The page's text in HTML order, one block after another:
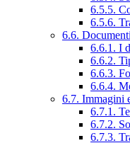
6.5.5.
6.5.6.
6.6. Documenti
6.6.1. I
6.6.2.
6.6.3.
6.6.4.
6.7. Immagini
6.7.1.
6.7.2.
6.7.3.